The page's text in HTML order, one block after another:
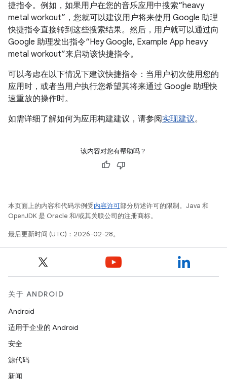
捷指令。例如，如果用户在您的音乐应用中搜索“heavy
metal workout”，您就可以建议用户将来使用 Google 助理
快捷指令直接转到这些搜索结果。然后，用户就可以通过向
Google 助理发出指令“Hey Google, Example App heavy
metal workout”来启动该快捷指令。
可以考虑在以下情况下建议快捷指令：当用户初次使用您的
应用时，或者当用户执行您希望其将来通过 Google 助理快
速重放的操作时。
如需详细了解如何为应用构建建议，请参阅实现建议。
该内容对您有帮助吗？
本页面上的内容和代码示例受内容许可部分所述许可的限制。Java 和
OpenJDK 是 Oracle 和/或其关联公司的注册商标。
最后更新时间 (UTC)：2026-02-28。
关于 ANDROID
Android
适用于企业的 Android
安全
源代码
新闻